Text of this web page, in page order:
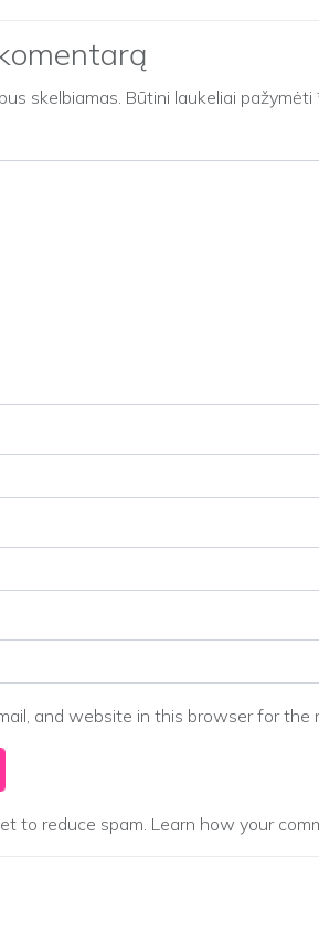
skelbiamas. Būtini laukeliai pažymėti
and website in this browser for the
to reduce spam. Learn how your